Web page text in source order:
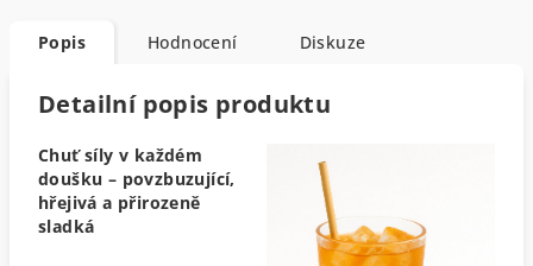
Popis Hodnocení Diskuze
Detailní popis produktu
Chuť síly v každém
doušku – povzbuzující,
hřejivá a přirozeně
sladká